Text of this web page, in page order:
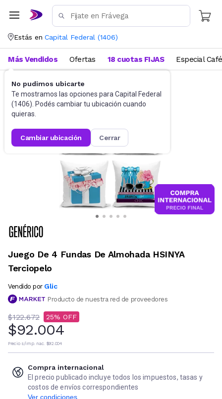
Estás en Capital Federal (1406)
No pudimos ubicarte
Te mostramos las opciones para Capital Federal
(1406). Podés cambiar tu ubicación cuando
quieras.
cambiar ubicación cerrar
Más Vendidos Ofertas 18 cuotas FIJAS Especial Café
Ropa de cama Fundas de almohadas
Juego De 4 Fundas De Almohada HSINYA
Terciopelo
Vendido por Glic
Producto de nuestra red de proveedores
$122.672 25
$92.004
Precio s/imp. nac. $92.004
Compra internacional
El precio publicado incluye todos los impuestos, tasas y
costos de envíos correspondientes
Ver condiciones